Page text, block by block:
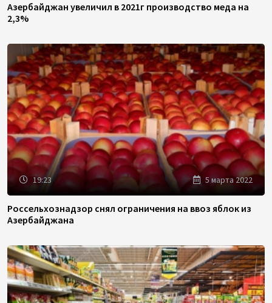
Азербайджан увеличил в 2021г производство меда на
2,3%
19:23 5 марта 2022
Россельхознадзор снял ограничения на ввоз яблок из
Азербайджана